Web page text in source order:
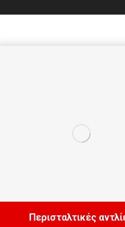
Περισταλτικές